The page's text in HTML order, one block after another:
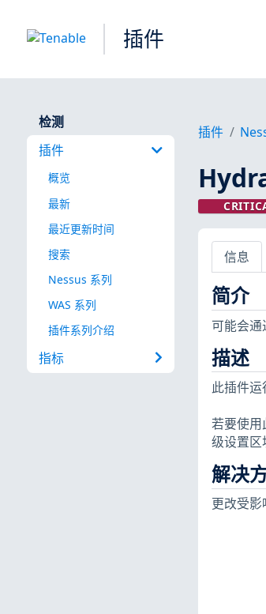
插件
检测
插件
概览
最新
最近更新时间
搜索
Nessus 系列
WAS 系列
插件系列介绍
指标
插件
信息
简介
可能会通
描述
此插件
若要使
级设置区
解决
更改受影